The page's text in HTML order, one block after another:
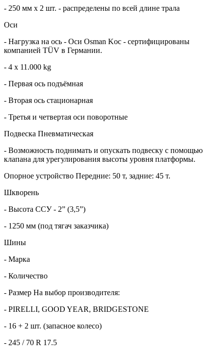
- 250 мм x 2 шт. - распределены по всей длине трала
Оси
- Нагрузка на ось - Оси Osman Koc - сертифицированы
компанией TÜV в Германии.
- 4 x 11.000 kg
- Первая ось подъёмная
- Вторая ось стационарная
- Третья и четвертая оси поворотные
Подвеска Пневматическая
- Возможность поднимать и опускать подвеску с помощью
клапана для урегулирования высоты уровня платформы.
Опорное устройство Передние: 50 т, задние: 45 т.
Шкворень
- Высота ССУ - 2” (3,5”)
- 1250 мм (под тягач заказчика)
Шины
- Марка
- Количество
- Размер На выбор производителя:
- PIRELLI, GOOD YEAR, BRIDGESTONE
- 16 + 2 шт. (запасное колесо)
- 245 / 70 R 17.5